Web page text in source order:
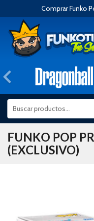
Comprar Funko
Anterior
FUNKO POP
(EXCLUSIVO)